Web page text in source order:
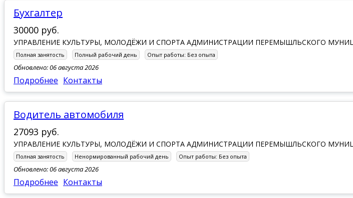
Бухгалтер
30000 руб.
УПРАВЛЕНИЕ КУЛЬТУРЫ, МОЛОДЁЖИ И СПОРТА АДМИНИСТРАЦИИ ПЕРЕМЫШЛЬСКОГО
Полная занятость Полный рабочий день Опыт работы: Без опыта
Обновлено: 06 августа 2026
Подробнее Контакты
Водитель автомобиля
27093 руб.
УПРАВЛЕНИЕ КУЛЬТУРЫ, МОЛОДЁЖИ И СПОРТА АДМИНИСТРАЦИИ ПЕРЕМЫШЛЬСКОГО
Полная занятость Ненормированный рабочий день Опыт работы: Без опыта
Обновлено: 06 августа 2026
Подробнее Контакты